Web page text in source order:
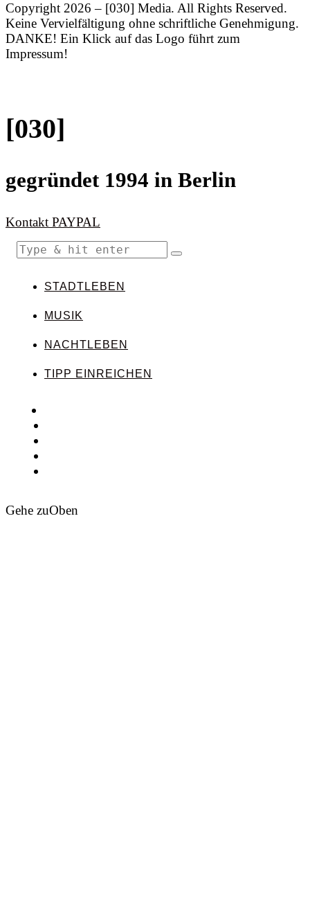
Copyright 2026 – [030] Media. All Rights Reserved.
Keine Vervielfältigung ohne schriftliche Genehmigung.
DANKE! Ein Klick auf das Logo führt zum
Impressum!
[030]
gegründet 1994 in Berlin
Kontakt PAYPAL
STADTLEBEN
MUSIK
NACHTLEBEN
TIPP EINREICHEN
Gehe zuOben